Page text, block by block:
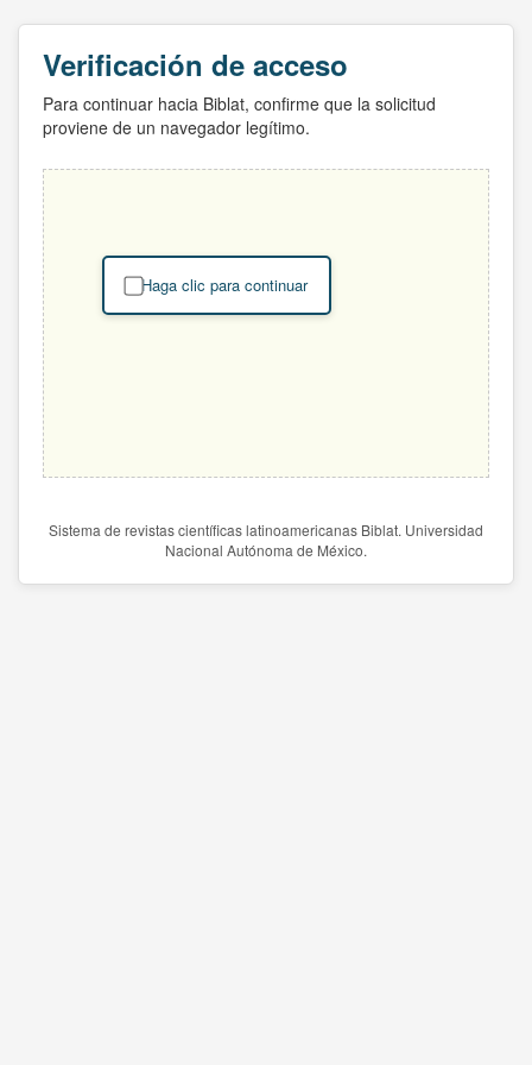
Verificación de acceso
Para continuar hacia Biblat, confirme que la solicitud
proviene de un navegador legítimo.
Haga clic para continuar
Sistema de revistas científicas latinoamericanas Biblat. Universidad
Nacional Autónoma de México.